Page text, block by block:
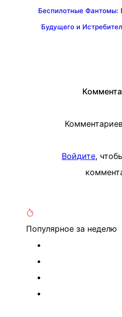
Беспилотные
Будущего и
Войдите,
Популярное за неделю